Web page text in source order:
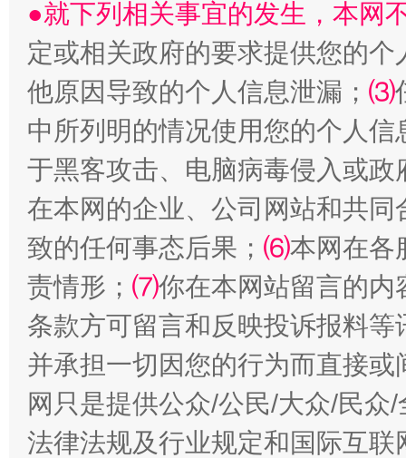
揭批美国五大"原罪" "炒
解纷+调解+退费，一次搞定
●就下列相关事宜的发生，本网
定或相关政府的要求提供您的个
他原因导致的个人信息泄漏； ⑶
中所列明的情况使用您的个人
于黑客攻击、电脑病毒侵入或
在本网的企业、公司网站和共
致的任何事态后果； ⑹本网在各
责情形； ⑺你在本网站留言的内
条款方可留言和反映投诉报料
并承担一切因您的行为而直接
网只是提供公众/公民/大众/民
法律法规及行业规定和国际互